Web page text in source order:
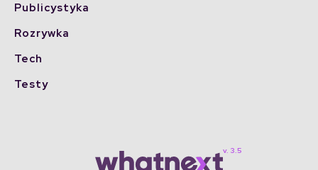
Publicystyka
Rozrywka
Tech
Testy